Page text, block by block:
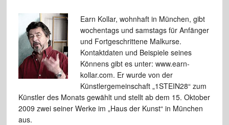
Earn Kollar, wohnhaft in München, gibt
wochentags und samstags für Anfänger
und Fortgeschrittene Malkurse.
Kontaktdaten und Beispiele seines
Könnens gibt es unter: www.earn-
kollar.com. Er wurde von der
Künstlergemeinschaft „1STEIN28“ zum
Künstler des Monats gewählt und stellt ab dem 15. Oktober
2009 zwei seiner Werke im „Haus der Kunst“ in München
aus.